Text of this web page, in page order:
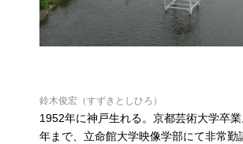
鈴木俊宏（すずきとしひろ）
1952年に神戸生れる。京都芸術大学卒
年まで、立命館大学映像学部にて非常勤